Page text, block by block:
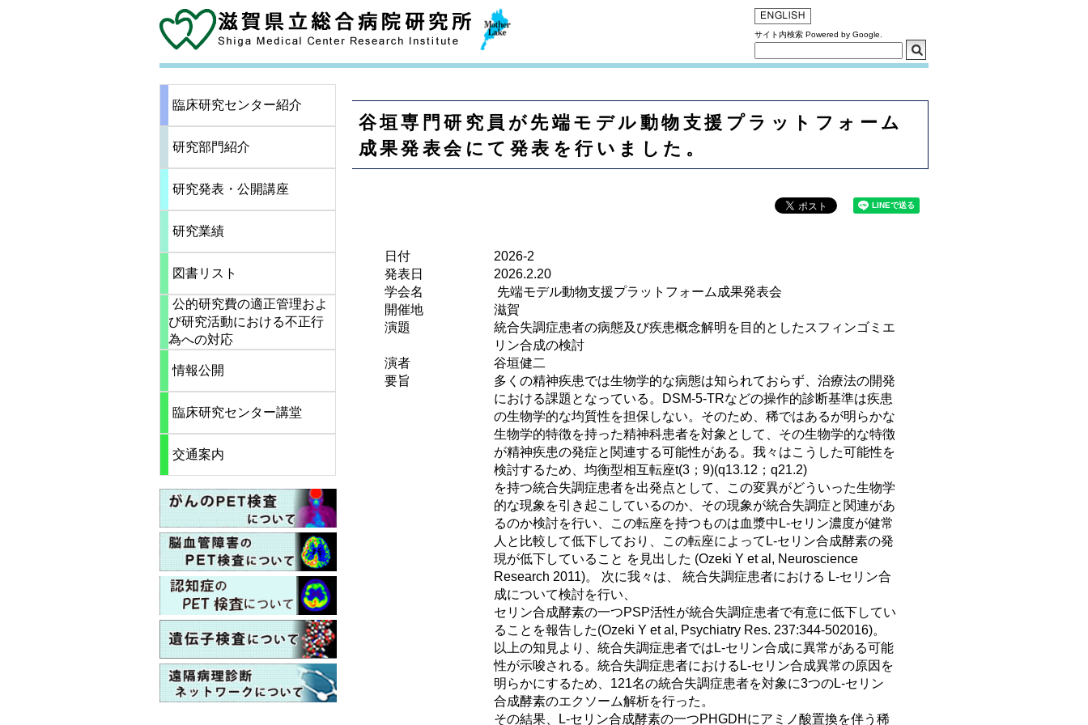
サイト内検索 Powered by Google.
臨床研究センター紹介
研究部門紹介
研究発表・公開講座
研究業績
図書リスト
公的研究費の適正管理およ
び研究活動における不正行
為への対応
情報公開
臨床研究センター講堂
交通案内
谷垣専門研究員が先端モデル動物支援プラットフォーム
成果発表会にて発表を行いました。
日付
2026-2
発表日
2026.2.20
学会名
先端モデル動物支援プラットフォーム成果発表会
開催地
滋賀
演題
統合失調症患者の病態及び疾患概念解明を目的としたスフィンゴミエ
リン合成の検討
演者
谷垣健二
要旨
多くの精神疾患では生物学的な病態は知られておらず、治療法の開発
における課題となっている。DSM-5-TRなどの操作的診断基準は疾患
の生物学的な均質性を担保しない。そのため、稀ではあるが明らかな
生物学的特徴を持った精神科患者を対象として、その生物学的な特徴
が精神疾患の発症と関連する可能性がある。我々はこうした可能性を
検討するため、均衡型相互転座t(3；9)(q13.12；q21.2)
を持つ統合失調症患者を出発点として、この変異がどういった生物学
的な現象を引き起こしているのか、その現象が統合失調症と関連があ
るのか検討を行い、この転座を持つものは血漿中L-セリン濃度が健常
人と比較して低下しており、この転座によってL-セリン合成酵素の発
現が低下していること を見出した (Ozeki Y et al, Neuroscience
Research 2011)。 次に我々は、 統合失調症患者における L-セリン合
成について検討を行い、
セリン合成酵素の一つPSP活性が統合失調症患者で有意に低下してい
ることを報告した(Ozeki Y et al, Psychiatry Res. 237:344-502016)。
以上の知見より、統合失調症患者ではL-セリン合成に異常がある可能
性が示唆される。統合失調症患者におけるL-セリン合成異常の原因を
明らかにするため、121名の統合失調症患者を対象に3つのL-セリン
合成酵素のエクソーム解析を行った。
その結果、L-セリン合成酵素の一つPHGDHにアミノ酸置換を伴う稀